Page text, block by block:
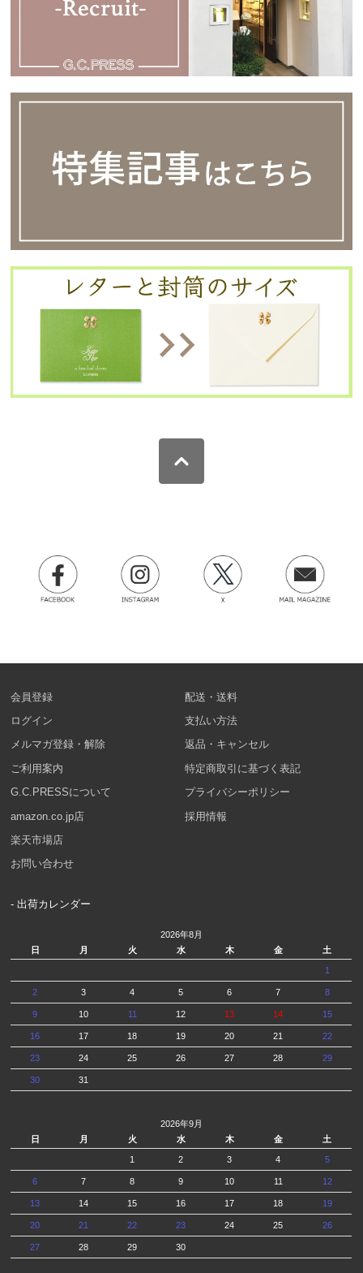
会員登録
ログイン
メルマガ登録・解除
ご利用案内
G.C.PRESSについて
amazon.co.jp店
楽天市場店
お問い合わせ
配送・送料
支払い方法
返品・キャンセル
特定商取引に基づく表記
プライバシーポリシー
採用情報
- 出荷カレンダー
2026年8月
日
月 火 水 木 金 土
1
2 3 4 5 6 7 8
9 10 11 12 13 14 15
16 17 18 19 20 21 22
23 24 25 26 27 28 29
30 31
2026年9月
日
月 火 水 木 金 土
1 2 3 4 5
6 7 8 9 10 11 12
13 14 15 16 17 18 19
20 21 22 23 24 25 26
27 28 29 30